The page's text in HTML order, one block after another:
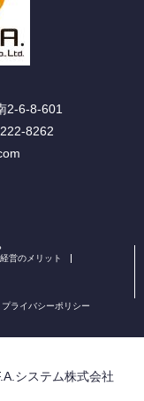
2-6-8-601
8262
営のメリット
プライバシーポリシー
システム株式会社